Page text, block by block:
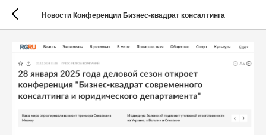
Новости Конференции Бизнес-квадрат консалтинга